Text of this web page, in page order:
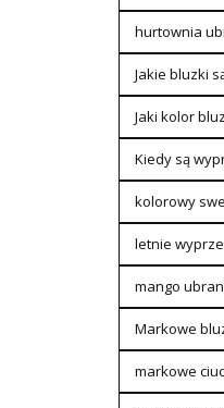
hurtownia
Jakie bluzki
Jaki kolor
Kiedy są
kolorowy
letnie
mango
Markowe
markowe